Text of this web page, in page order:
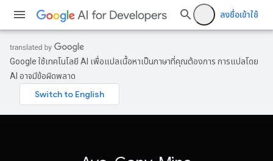
ลงชื่อเข้าใช้
Google ใช้เทคโนโลยี AI เพื่อแปลเนื้อหาเป็นภาษาที่คุณต้องการ การแปลโดย
AI อาจมีข้อผิดพลาด